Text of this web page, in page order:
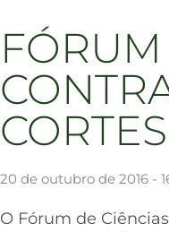
20 de outubro de 2016 -
O Fórum de